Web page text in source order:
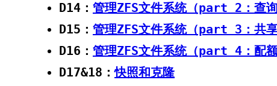
D14： 管理ZFS文件系统（part 2：查询
D15： 管理ZFS文件系统（part 3：共享
D16： 管理ZFS文件系统（part 4：配额
D17&18：快照和克隆